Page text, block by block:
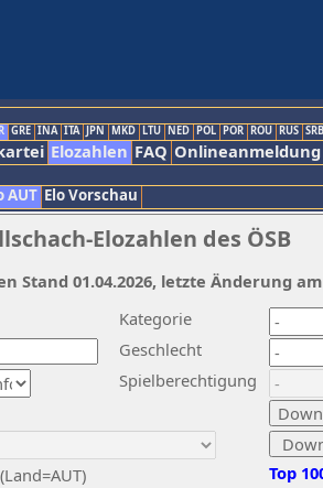
GRE INA ITA JPN MKD LTU NED POL POR ROU RUS SRB
Elozahlen FAQ Onlineanmeldung
AUT Elo Vorschau
Elozahlen des ÖSB
Kategorie
Geschlecht
Spielberechtigung
Top
Stand 01.04.2026, letzte Änderung